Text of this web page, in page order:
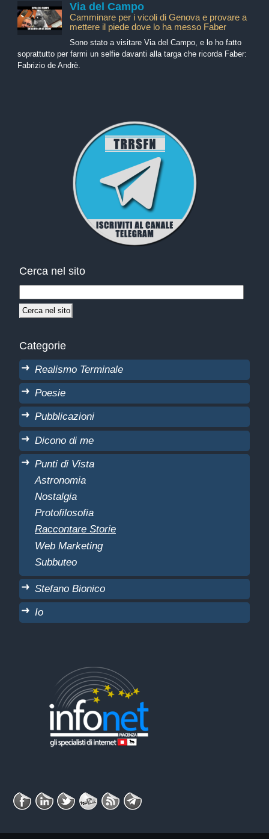
Via del Campo
Camminare per i vicoli di Genova e provare a
mettere il piede dove lo ha messo Faber
Sono stato a visitare Via del Campo, e lo ho fatto
soprattutto per farmi un selfie davanti alla targa che ricorda Faber:
Fabrizio de Andrè.
Cerca nel sito
Categorie
Realismo Terminale
Poesie
Pubblicazioni
Dicono di me
Punti di Vista
Astronomia
Nostalgia
Protofilosofia
Raccontare Storie
Web Marketing
Subbuteo
Stefano Bionico
Io